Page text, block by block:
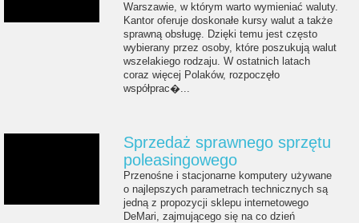
Warszawie, w którym warto wymieniać waluty.
Kantor oferuje doskonałe kursy walut a także
sprawną obsługę. Dzięki temu jest często
wybierany przez osoby, które poszukują walut
wszelakiego rodzaju. W ostatnich latach
coraz więcej Polaków, rozpoczęło
współprac�...
Sprzedaż sprawnego sprzętu
poleasingowego
Przenośne i stacjonarne komputery używane
o najlepszych parametrach technicznych są
jedną z propozycji sklepu internetowego
DeMari, zajmującego się na co dzień